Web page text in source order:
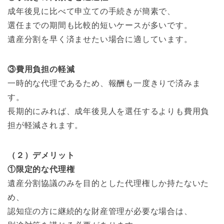
成年後見に比べて申立ての手続きが簡素で、
選任までの期間も比較的短いケースが多いです。
遺産分割を早く済ませたい場合に適しています。
③費用負担の軽減
一時的な代理であるため、報酬も一度きりで済みま
す。
長期的にみれば、成年後見人を選任するよりも費用負
担が軽減されます。
（２）デメリット
①限定的な代理権
遺産分割協議のみを目的とした代理権しか持たないた
め、
認知症の方に継続的な財産管理が必要な場合は、